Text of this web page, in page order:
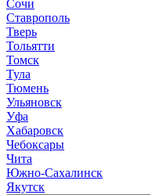
Сочи
Ставрополь
Тверь
Тольятти
Томск
Тула
Тюмень
Ульяновск
Уфа
Хабаровск
Чебоксары
Чита
Южно-Сахалинск
Якутск